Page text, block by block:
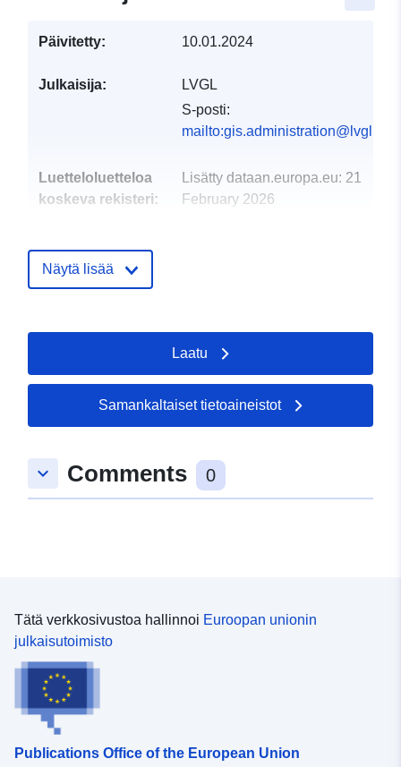
Päivitetty: 10.01.2024
Julkaisija:
LVGL
S-posti:
Luetteloluetteloa
koskeva rekisteri:
Lisätty dataan.europa.eu: 21
February 2026
Alueellinen:
49.3286 ], [ 6.67649, 49.326
], [ 6.67252, 49.326 ], [
6.67252, 49.3286 ] ]
Tyyppi: Polygon
4702-960a-f3f1-2e047532cae2
Näytä lisää
Laatu
Samankaltaiset tietoaineistot
keyboard_arrow_down Comments 0
Tätä verkkosivustoa hallinnoi Euroopan unionin
julkaisutoimisto
Publications Office of the European Union